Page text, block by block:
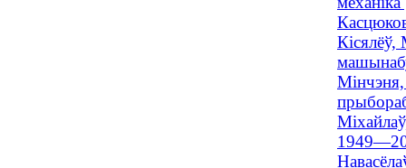
Кісялёў,
Мінчэня,